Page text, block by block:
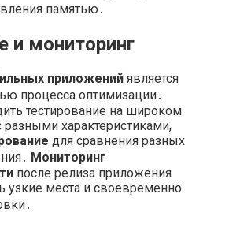
памятью․
и мониторинг
приложений является
процесса оптимизации․
тестирование на широком
разными характеристиками,
для сравнения разных
Мониторинг
после релиза приложения
узкие места и своевременно